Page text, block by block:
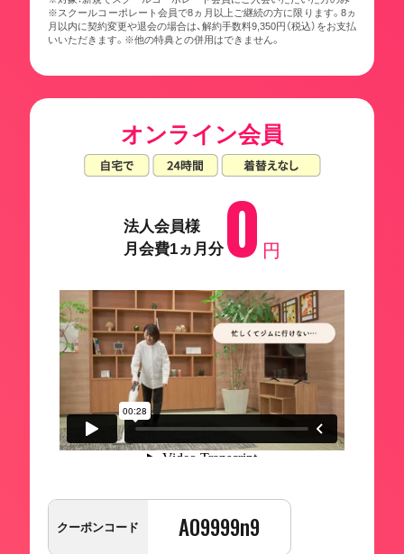
※スクールコーポレート会員で8ヵ月以上ご継続の方に限ります。8ヵ
月以内に契約変更や退会の場合は、解約手数料9,350円（税込）をお支払
いいただきます。※他の特典との併用はできません。
オンライン会員
法人会員様
月会費1ヵ月分0 円
クーポンコード A09999n9